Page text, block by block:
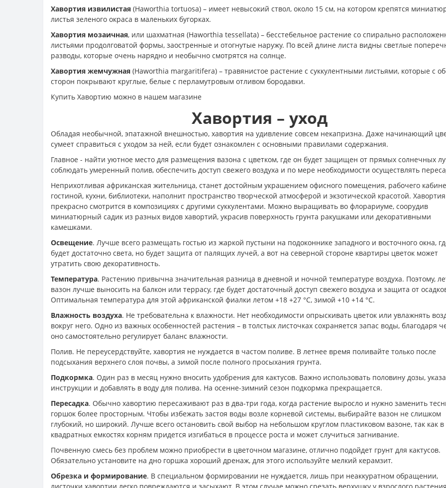
Xавортия извилистая (Haworthia tortuosa) – имеет невысокий ствол, около 15 см, на котором крепятся
листья зеленого окраса в маленьких бугорках.
Xавортия мозаичная, или шахматная (Haworthia tessellata) – бесстебельное растение со спирально
листьями продолговатой формы, заостренные и отогнутые наружу. По всей длине листа видны светлые
разводы, которые очень нарядно и необычно смотрятся на солнце.
Xавортия жемчужная (Haworthia margaritifera) – травянистое растение с суккулентными листьями, которые с
сторон покрывают круглые, белые с перламутровым отливом бородавки.
Купить Хавортию можно в нашем магазине
Хавортия – уход
Обладая необычной, эпатажной внешностью, хавортия на удивление совсем некапризна. Даже начинающий
сумеет справиться с уходом за ней, если будет ознакомлен с основными правилами содержания.
Главное - найти уютное место для размещения вазона с цветком, где он будет защищен от прямых солнечных
соблюдать умеренный полив, обеспечить доступ свежего воздуха и по мере необходимости осуществлять
Неприхотливая африканская жительница, станет достойным украшением офисного помещения, рабочего
гостиной, кухни, библиотеки, наполнит пространство творческой атмосферой и экзотической красотой. Хавортия
прекрасно смотрится в композициях с другими суккулентами. Можно выращивать во флорариуме, соорудив
миниатюрный садик из разных видов хавортий, украсив поверхность грунта ракушками или декоративными
камешками.
Освещение. Лучше всего размещать гостью из жаркой пустыни на подоконнике западного и восточного окна,
будет достаточно света, но будет защита от палящих лучей, а вот на северной стороне квартиры цветок может
утратить свою декоративность.
Температура. Растению привычна значительная разница в дневной и ночной температуре воздуха. Поэтому,
вазон лучше выносить на балкон или террасу, где будет достаточный доступ свежего воздуха и защита от
Оптимальная температура для этой африканской фиалки летом +18 +27 °C, зимой +10 +14 °C.
Влажность воздуха. Не требовательна к влажности. Нет необходимости опрыскивать цветок или увлажнять
вокруг него. Одно из важных особенностей растения – в толстых листочках сохраняется запас воды, благодаря
оно самостоятельно регулирует баланс влажности.
Полив. Не переусердствуйте, хавортия не нуждается в частом поливе. В летнее время поливайте только после
подсыхания верхнего слоя почвы, а зимой после полного просыхания грунта.
Подкормка. Один раз в месяц нужно вносить удобрения для кактусов. Важно использовать половину дозы,
инструкции и добавлять в воду для полива. На осенне-зимний сезон подкормка прекращается.
Пересадка. Обычно хавортию пересаживают раз в два-три года, когда растение выросло и нужно заменить
горшок более просторным. Чтобы избежать застоя воды возле корневой системы, выбирайте вазон не слишком
глубокий, но широкий. Лучше всего остановить свой выбор на небольшом круглом пластиковом вазоне, так как в
квадратных емкостях корням придется изгибаться в процессе роста и может случиться загнивание.
Почвенную смесь без проблем можно приобрести в цветочном магазине, отлично подойдет грунт для кактусов.
Обязательно установите на дно горшка хороший дренаж, для этого используйте мелкий керамзит.
Обрезка и формирование. В специальном формировании не нуждается, лишь при неаккуратном обращении,